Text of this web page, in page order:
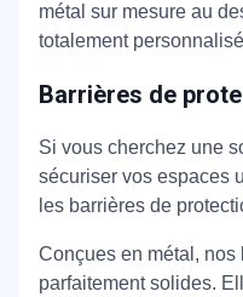
métal sur mesure au
totalement
Barrières de
Si vous cherchez une
sécuriser vos espaces
les barrières de
Conçues en métal, nos
parfaitement solides.